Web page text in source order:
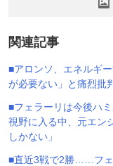
関連記事
■アロンソ、エネルギ
が必要ない」と痛烈批
■フェラーリは今後ハ
視野に入る中、元エン
しかない」
■直近3戦で2勝……フェ